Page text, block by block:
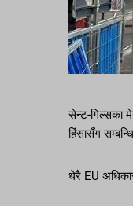
सेन्ट-गिल्सका
हिंसासँग
धेरै EU